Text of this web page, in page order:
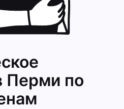
Перми по